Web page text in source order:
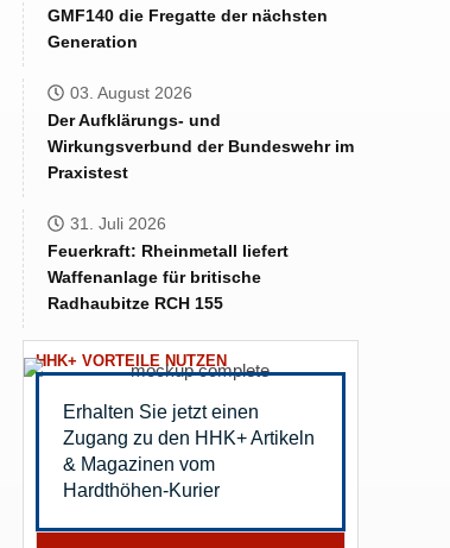
GMF140 die Fregatte der nächsten
Generation
03. August 2026
Der Aufklärungs- und
Wirkungsverbund der Bundeswehr im
Praxistest
31. Juli 2026
Feuerkraft: Rheinmetall liefert
Waffenanlage für britische
Radhaubitze RCH 155
HHK+ VORTEILE NUTZEN
Erhalten Sie jetzt einen
Zugang zu den HHK+ Artikeln
& Magazinen vom
Hardthöhen-Kurier